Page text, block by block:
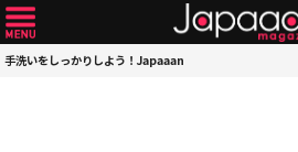
手洗いをしっかりしよう！Japaaan